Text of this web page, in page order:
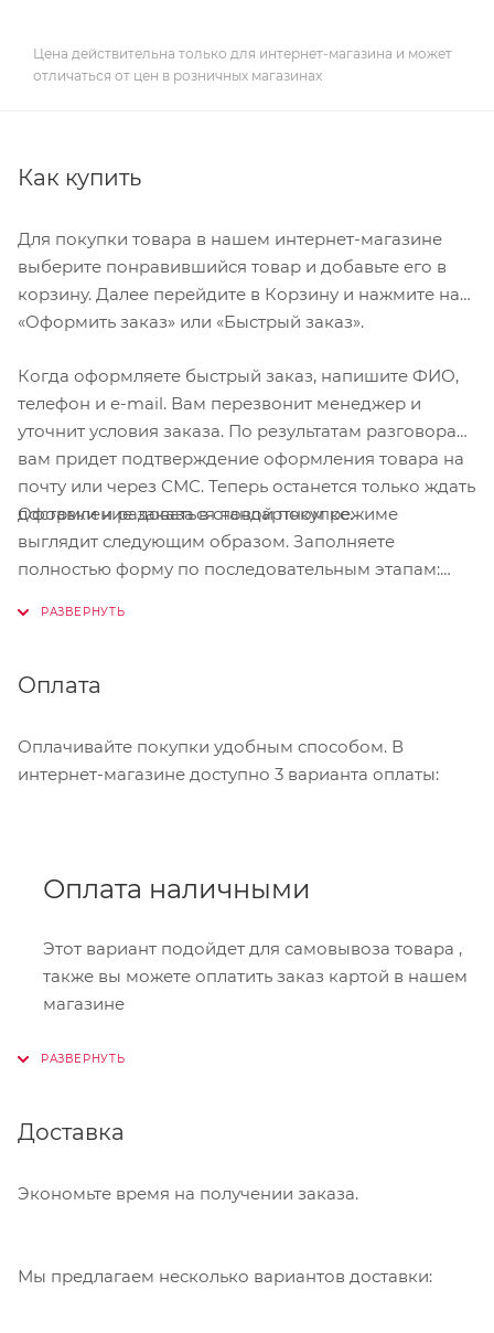
Цена действительна только для интернет-магазина и может
отличаться от цен в розничных магазинах
Как купить
Для покупки товара в нашем интернет-магазине
выберите понравившийся товар и добавьте его в
корзину. Далее перейдите в Корзину и нажмите на
«Оформить заказ» или «Быстрый заказ».
Когда оформляете быстрый заказ, напишите ФИО,
телефон и e-mail. Вам перезвонит менеджер и
уточнит условия заказа. По результатам разговора
вам придет подтверждение оформления товара на
почту или через СМС. Теперь останется только ждать
доставки и радоваться новой покупке.
Оформление заказа в стандартном режиме
выглядит следующим образом. Заполняете
полностью форму по последовательным этапам:
Нажмите кнопку «Оформить заказ».
Оплата
Оплачивайте покупки удобным способом. В
интернет-магазине доступно 3 варианта оплаты:
Оплата наличными
Этот вариант подойдет для самовывоза товара ,
также вы можете оплатить заказ картой в нашем
магазине
Онлайн-оплата
При оформлении заказа в корзине вы можете
принимаем карты Visa,Master Card, МИР. Оплата
Доставка
Экономьте время на получении заказа.
Мы предлагаем несколько вариантов доставки: